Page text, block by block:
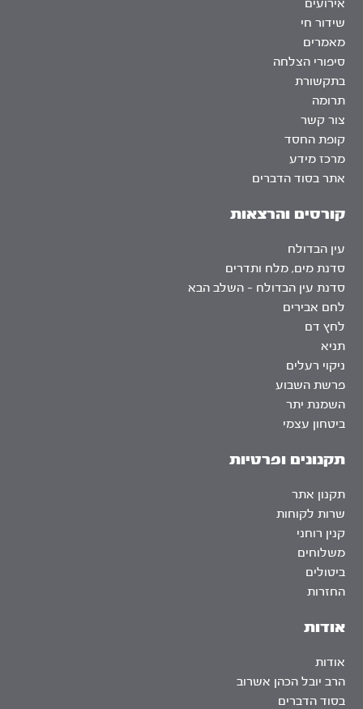
אודות
אודות
הרב יובל הכהן אשרוב
בסוד הדברים
אירועים
שידור חי
מאמרים
סיפורי הצלחה
בתקשורת
תרומה
צור קשר
קופת החסד
מרכז מידע
אתר בסוד הדברים
קורסים והרצאות
עין הבדולח
סדנת מים, מלח ותדרים
סדנת עין הבדולח – השלב הבא
לחם אבירים
לחץ דם
תניא
ניקוי רעלים
פרשת השבוע
השמנת יתר
ביטחון עצמי
תקנונים ופרטיות
תקנון אתר
שרות לקוחות
קנין רוחני
משלוחים
ביטולים
החזרות